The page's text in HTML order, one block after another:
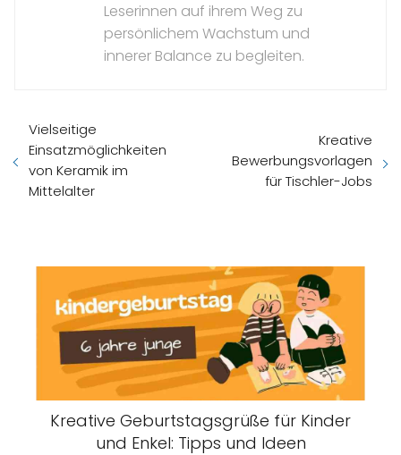
Leserinnen auf ihrem Weg zu
persönlichem Wachstum und
innerer Balance zu begleiten.
Vielseitige
Einsatzmöglichkeiten
von Keramik im
Mittelalter
Kreative
Bewerbungsvorlagen
für Tischler-Jobs
Kreative Geburtstagsgrüße für Kinder
und Enkel: Tipps und Ideen